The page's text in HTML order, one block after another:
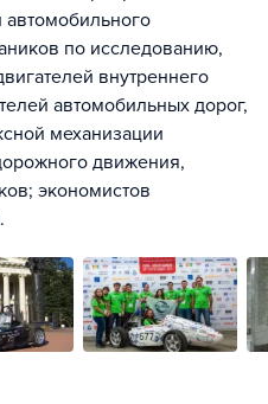
автомобильного
по исследованию,
внутреннего
автомобильных дорог,
механизации
движения,
экономистов